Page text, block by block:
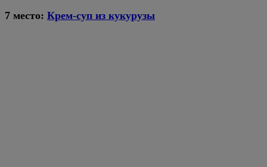
7 место: Крем-суп из кукурузы